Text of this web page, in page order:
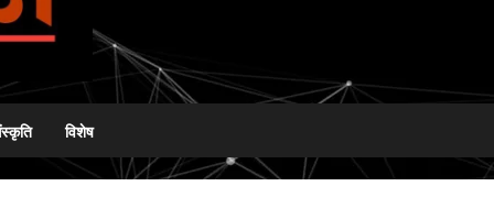
विशेष